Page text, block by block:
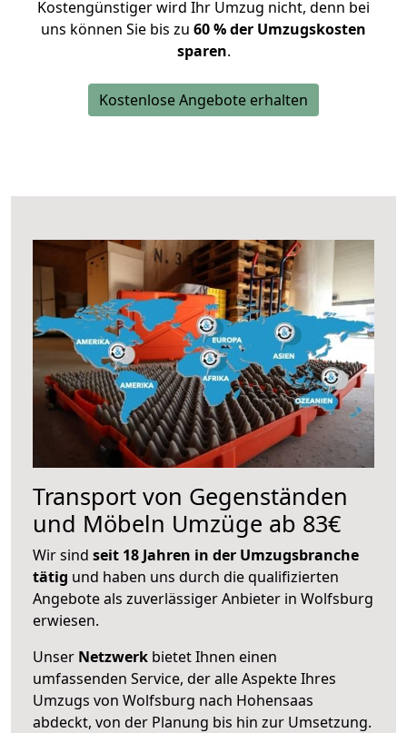
Kostengünstiger wird Ihr Umzug nicht, denn bei
uns können Sie bis zu 60 % der Umzugskosten
sparen.
Kostenlose Angebote erhalten
Transport von Gegenständen
und Möbeln Umzüge ab 83€
Wir sind seit 18 Jahren in der Umzugsbranche
tätig und haben uns durch die qualifizierten
Angebote als zuverlässiger Anbieter in Wolfsburg
erwiesen.
Unser Netzwerk bietet Ihnen einen
umfassenden Service, der alle Aspekte Ihres
Umzugs von Wolfsburg nach Hohensaas
abdeckt, von der Planung bis hin zur Umsetzung.